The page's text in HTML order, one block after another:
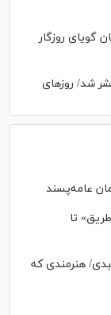
گویای روزگار
شد/ روز‌های
عامه‌پسند
تا
هنرمندی که